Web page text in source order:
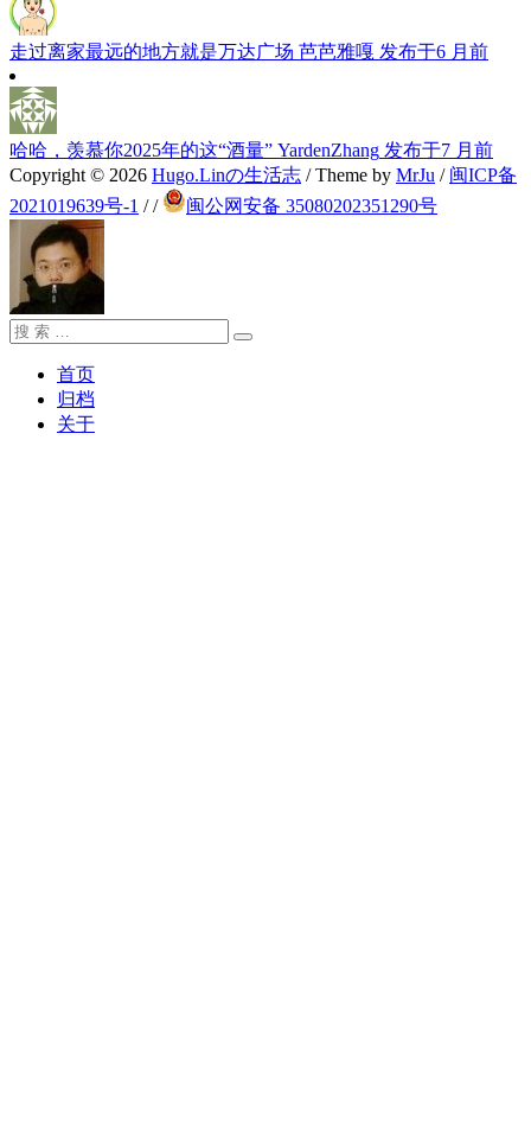
走过离家最远的地方就是万达广场 芭芭雅嘎 发布于6 月前
哈哈，羡慕你2025年的这“酒量” YardenZhang 发布于7 月前
Copyright © 2026 Hugo.Linの生活志 / Theme by MrJu / 闽ICP备
2021019639号-1 // 闽公网安备 35080202351290号
搜
搜
首页
归档
关于